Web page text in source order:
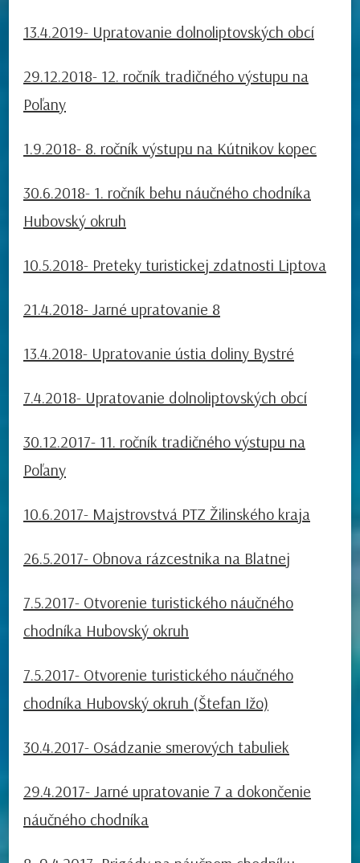
13.4.2019- Upratovanie dolnoliptovských obcí
29.12.2018- 12. ročník tradičného výstupu na
Poľany
1.9.2018- 8. ročník výstupu na Kútnikov kopec
30.6.2018- 1. ročník behu náučného chodníka
Hubovský okruh
10.5.2018- Preteky turistickej zdatnosti Liptova
21.4.2018- Jarné upratovanie 8
13.4.2018- Upratovanie ústia doliny Bystré
7.4.2018- Upratovanie dolnoliptovských obcí
30.12.2017- 11. ročník tradičného výstupu na
Poľany
10.6.2017- Majstrovstvá PTZ Žilinského kraja
26.5.2017- Obnova rázcestnika na Blatnej
7.5.2017- Otvorenie turistického náučného
chodníka Hubovský okruh
7.5.2017- Otvorenie turistického náučného
chodníka Hubovský okruh (Štefan Ižo)
30.4.2017- Osádzanie smerových tabuliek
29.4.2017- Jarné upratovanie 7 a dokončenie
náučného chodníka